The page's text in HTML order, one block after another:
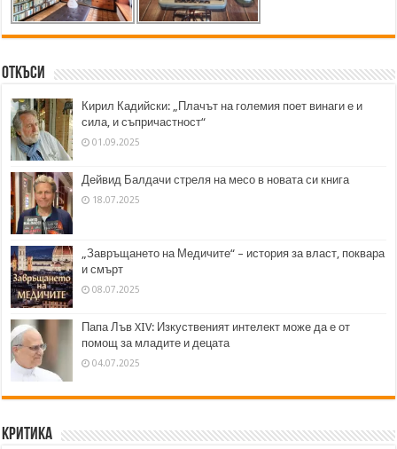
Откъси
Кирил Кадийски: „Плачът на големия поет винаги е и
сила, и съпричастност“
01.09.2025
Дейвид Балдачи стреля на месо в новата си книга
18.07.2025
„Завръщането на Медичите“ – история за власт, поквара
и смърт
08.07.2025
Папа Лъв XIV: Изкуственият интелект може да е от
помощ за младите и децата
04.07.2025
Критика